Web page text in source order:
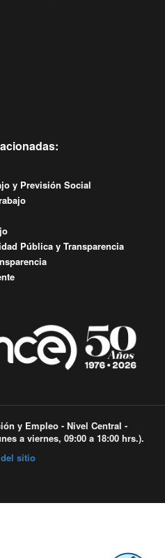
y Previsión Social
Pública y Transparencia
y Empleo - Nivel Central -
a viernes, 09:00 a 18:00 hrs.).
sitio